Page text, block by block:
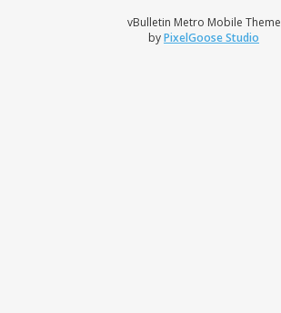
vBulletin Metro Mobile Theme
byPixelGoose Studio